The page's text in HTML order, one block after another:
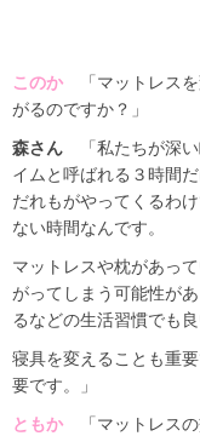
このか 「マットレスを
がるのですか？」
森さん 「私たちが深い
イムと呼ばれる３時間
だれもがやってくるわ
ない時間なんです。
マットレスや枕があっ
がってしまう可能性が
るなどの生活習慣でも
寝具を変えることも重
要です。」
ともか 「マットレスの